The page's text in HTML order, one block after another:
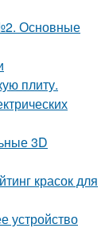
Основные
плиту.
3D
красок для
устройство